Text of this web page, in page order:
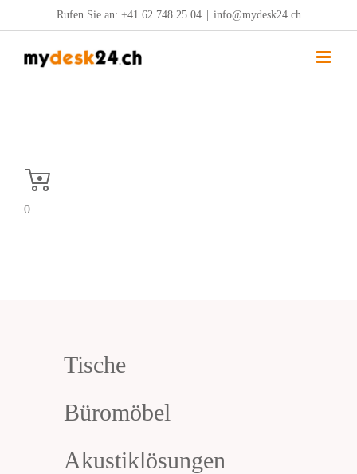
Inhalt
springen
Rufen Sie an: +41 62 748 25 04 info@mydesk24.ch
0
Tische
Büromöbel
Akustiklösungen